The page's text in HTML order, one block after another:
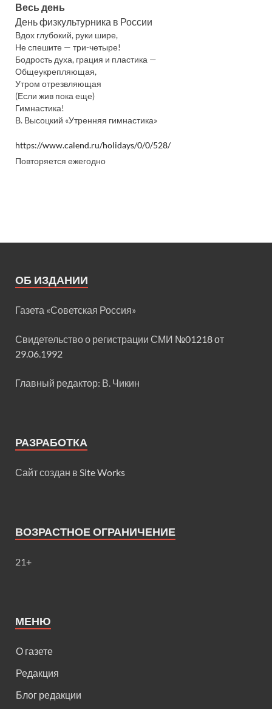
Весь день
День физкультурника в России
Вдох глубокий, руки шире,
Не спешите — три-четыре!
Бодрость духа, грация и пластика —
Общеукрепляющая,
Утром отрезвляющая
(Если жив пока еще)
Гимнастика!
В. Высоцкий «Утренняя гимнастика»
https://www.calend.ru/holidays/0/0/528/
Повторяется ежегодно
ОБ ИЗДАНИИ
Газета «Советская Россия»
Свидетельство о регистрации СМИ №01218 от
29.06.1992
Главный редактор: В. Чикин
РАЗРАБОТКА
Сайт создан в Site Works
ВОЗРАСТНОЕ ОГРАНИЧЕНИЕ
21+
МЕНЮ
О газете
Редакция
Блог редакции